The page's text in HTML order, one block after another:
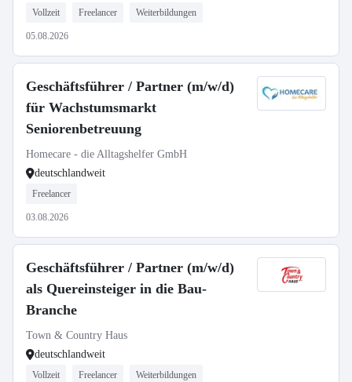
Vollzeit Freelancer Weiterbildungen
05.08.2026
Geschäftsführer / Partner (m/w/d)
für Wachstumsmarkt
Seniorenbetreuung
Homecare - die Alltagshelfer GmbH
deutschlandweit
Freelancer
03.08.2026
Geschäftsführer / Partner (m/w/d)
als Quereinsteiger in die Bau-
Branche
Town & Country Haus
deutschlandweit
Vollzeit Freelancer Weiterbildungen